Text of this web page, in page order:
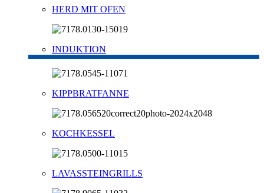
HERD MIT OFEN
INDUKTION
KIPPBRATFANNE
KOCHKESSEL
LAVASSTEINGRILLS